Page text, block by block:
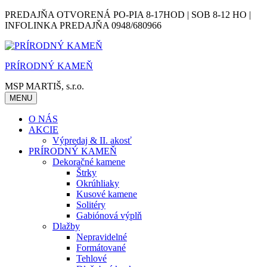
Skip
to
PREDAJŇA OTVORENÁ PO-PIA 8-17HOD | SOB 8-12 HO |
INFOLINKA PREDAJŇA 0948/680966
PRÍRODNÝ KAMEŇ
MSP MARTIŠ, s.r.o.
MENU
O NÁS
AKCIE
Výpredaj & II. akosť
PRÍRODNÝ KAMEŇ
Dekoračné kamene
Štrky
Okrúhliaky
Kusové kamene
Solitéry
Gabiónová výplň
Dlažby
Nepravidelné
Formátované
Tehlové